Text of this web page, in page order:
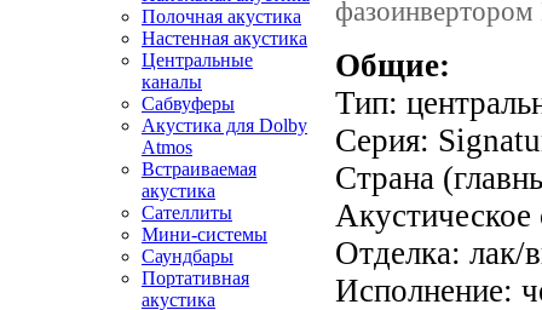
Полочная акустика
Настенная акустика
Центральные
каналы
Сабвуферы
Акустика для Dolby
Atmos
Встраиваемая
акустика
Сателлиты
Мини-системы
Саундбары
Портативная
акустика
Общие:
Тип:
Серия:
Страна
Отделка: лак/
Исполнение: